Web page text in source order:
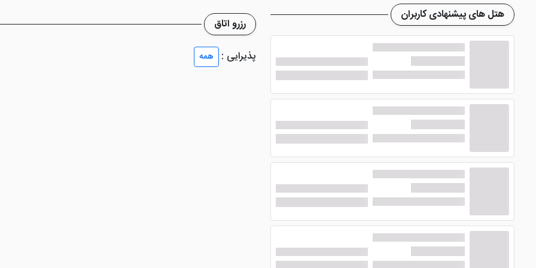
امکانات هتل دهلیز قشم
هتل دهلیز در قشم به عنوان یک اقامتگاه بوم گردی فاقد بسیاری از امکانات معمولی در هتل ها می باشد که البته با وجود ساختار و هزینه
شبانه روزی پذیرش مسافران عزیز را انجام می دهند و اتاق های هتل را در صورت رزرو، در اختیار مهمان قرار خواهند داد.
رستوران هتل دهلیز قشم
در هتل زیبای دهلیز قشم ، یک رستوران با فضایی مناسب وجود دارد که در وعده های صبحانه، ناهار و شام پذیرای گردشگران خواهند بود.
صرف غذا نگرانی نخواهید داشت. انوع غذاهای دریایی و سنتی در رستوران این اقامتگاه سرو می شود و با کیفیتی مناسب در اختیار شما عزیزان
موقعیت مکانی هتل دهلیز قشم
رزرو اتاق
پذیرایی :
همه
هتل های پیشنهادی کاربران